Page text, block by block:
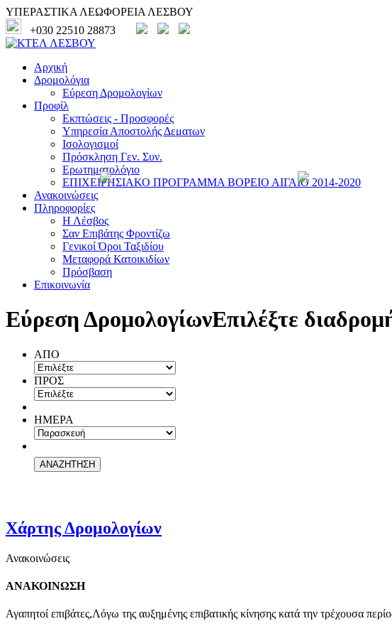
ΥΠΕΡΑΣΤΙΚΑ ΛΕΩΦΟΡΕΙΑ ΛΕΣΒΟΥ
+030 22510 28873
Αρχική
Δρομολόγια
Εύρεση Δρομολογίων
Προφίλ
Εκπτώσεις - Προσφορές
Υπηρεσία Αποστολής Δεματων
Ισολογισμοί
Πρόσκληση Γεν. Συν.
Ερωτηματολόγιο
ΕΠΙΧΕΙΡΗΣΙΑΚΟ ΠΡΟΓΡΑΜΜΑ ΒΟΡΕΙΟ ΑΙΓΑΙΟ 2014-2020
Ανακοινώσεις
Πληροφορίες
Η Λέσβος
Σαν Επιβάτης Φροντίζω
Γενικοί Όροι Ταξιδίου
Μεταφορά Κατοικιδίων
Πρόσβαση
Επικοινωνία
Εύρεση ΔρομολογίωνΕπιλέξτε
ΑΠΟ
ΠΡΟΣ
ΗΜΕΡΑ
Χάρτης Δρομολογίων
Ανακοινώσεις
ΑΝΑΚΟΙΝΩΣΗ
Αγαπητοί επιβάτες,Λόγω της αυξημένης επιβατικής κίνησης κατά την τρέχουσα